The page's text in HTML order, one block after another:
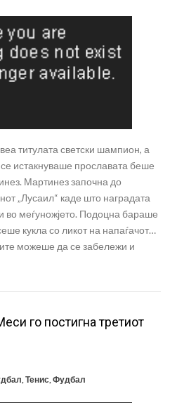
титулата светски шампион, а
истакнуваше прославата беше
Мартинез започна до
„Лусаил“ каде што наградата
во меѓуножјето. Подоцна бараше
кукла со ликот на напаѓачот…
можеше да се забележи и
го постигна третиот
,Тенис,Фудбал